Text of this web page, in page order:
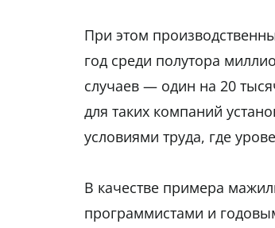
При этом
год среди полутора
случаев — один на 20
для таких компаний
условиями труда, где
В качестве примера
программистами и